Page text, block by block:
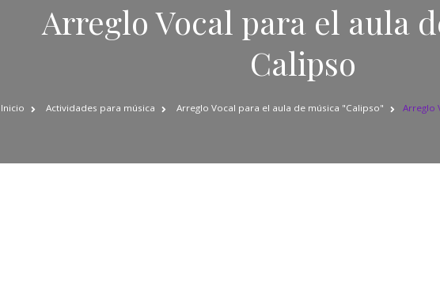
Arreglo Vocal para el aula
Calipso
Inicio Actividades para música Arreglo Vocal para el aula de música "Calipso" Arreglo